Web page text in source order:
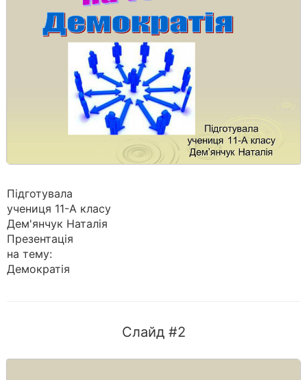
Підготувала
учениця 11-А класу
Дем'янчук Наталія
Презентація
на тему:
Демократія
Слайд #2